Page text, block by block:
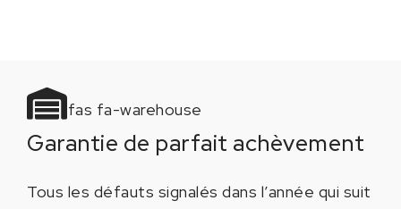
fas fa-warehouse
Garantie de parfait achèvement
Tous les défauts signalés dans l’année qui suit